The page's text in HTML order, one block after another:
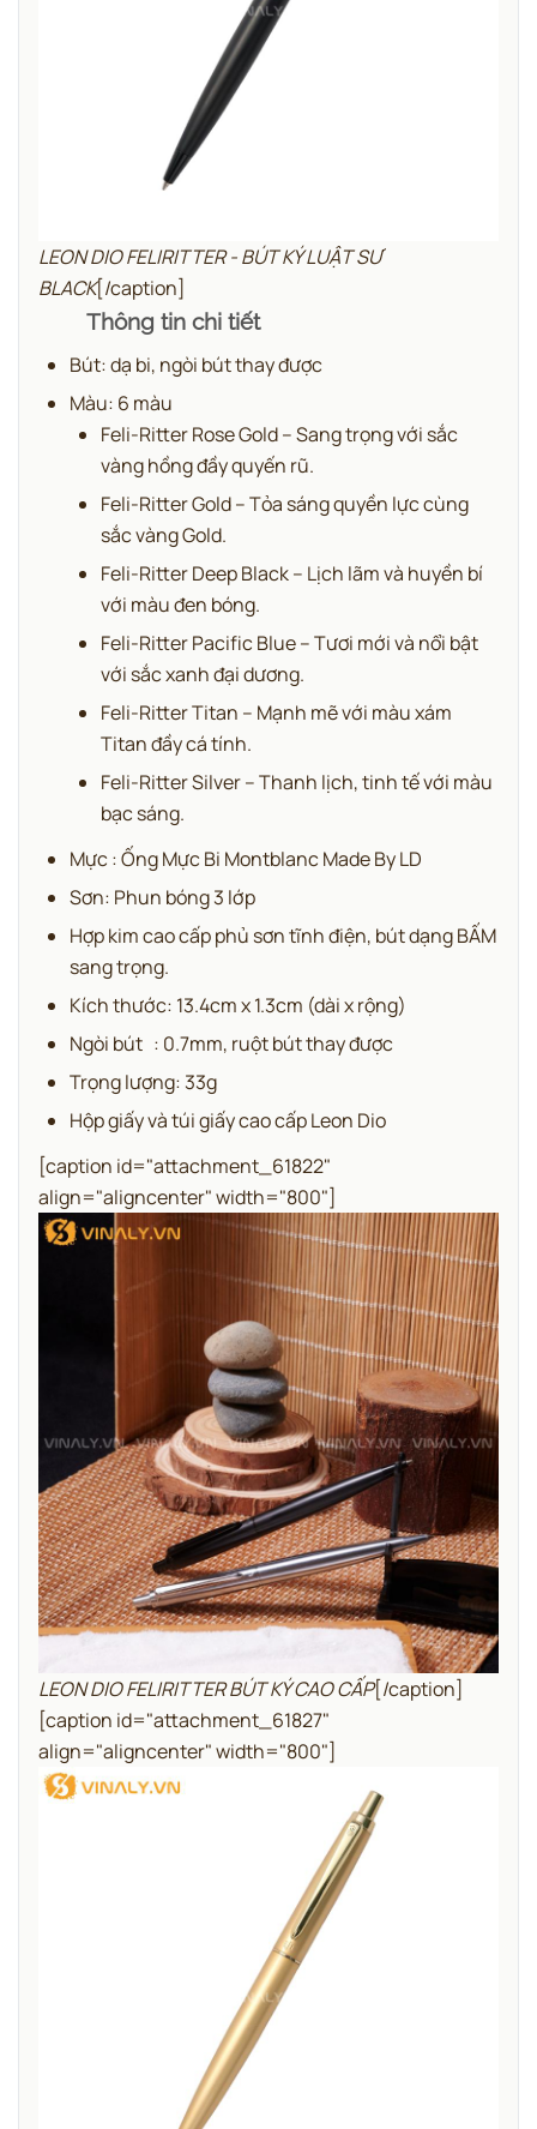
LEON DIO FELIRITTER - BÚT KÝ LUẬT SƯ
BLACK[/caption]
Thông tin chi tiết
Bút: dạ bi, ngòi bút thay được
Màu: 6 màu
Feli-Ritter Rose Gold – Sang trọng với sắc
vàng hồng đầy quyến rũ.
Feli-Ritter Gold – Tỏa sáng quyền lực cùng
sắc vàng Gold.
Feli-Ritter Deep Black – Lịch lãm và huyền bí
với màu đen bóng.
Feli-Ritter Pacific Blue – Tươi mới và nổi bật
với sắc xanh đại dương.
Feli-Ritter Titan – Mạnh mẽ với màu xám
Titan đầy cá tính.
Feli-Ritter Silver – Thanh lịch, tinh tế với màu
bạc sáng.
Mực : Ống Mực Bi Montblanc Made By LD
Sơn: Phun bóng 3 lớp
Hợp kim cao cấp phủ sơn tĩnh điện, bút dạng BẤM
sang trọng.
Kích thước: 13.4cm x 1.3cm (dài x rộng)
Ngòi bút : 0.7mm, ruột bút thay được
Trọng lượng: 33g
Hộp giấy và túi giấy cao cấp Leon Dio
[caption id="attachment_61822"
align="aligncenter" width="800"]
LEON DIO FELIRITTER BÚT KÝ CAO CẤP[/caption]
[caption id="attachment_61827"
align="aligncenter" width="800"]